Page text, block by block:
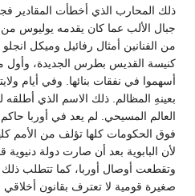
ذلك المحارب الذي أخطأت المقادير
جبال الألب عما كان يقدمه يوليوس
من الفنانين أمثال رفائيل وميكل انجلو
كنيسة القديس بطرس الجديدة، وأول
أسهموا في نفقات بنائها. وفي أيام
بعينهِ المظالم. ذلك الاسم الذي
العالم المسيحي. لم يعد في أوربا
فوق الحكومات كلها تؤلف من الأمم
لأن البابوية بعد أن صارت دولة
وتقطعت أوصال أوربا، كما تتطلب ذلك
صغيرة قومية لا تعترف بقانون